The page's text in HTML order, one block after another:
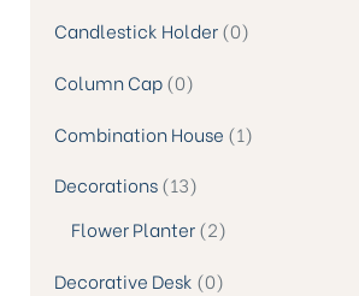
Candlestick Holder 0
Column Cap 0
Combination House 1
Decorations 13
Flower Planter 2
Decorative Desk 0